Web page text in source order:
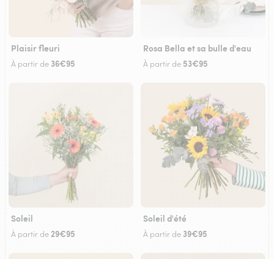
Plaisir fleuri
À partir de 36€95
Rosa Bella et sa bulle d'eau
À partir de 53€95
Soleil
À partir de 29€95
Soleil d'été
À partir de 39€95